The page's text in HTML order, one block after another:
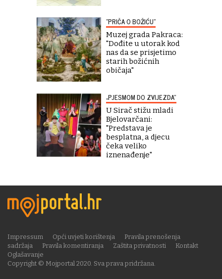
"PRIČA O BOŽIĆU"
Muzej grada Pakraca:
"Dođite u utorak kod
nas da se prisjetimo
starih božićnih
običaja"
„PJESMOM DO ZVIJEZDA“
U Sirač stižu mladi
Bjelovarčani:
"Predstava je
besplatna, a djecu
čeka veliko
iznenađenje"
Copyright © Mojportal 2020. Sva prava pridržana.
Impressum Opći uvjeti korištenja
Pravila prenošenja
sadržaja
Pravila komentiranja Zaštita privatnosti
Kontakt
Oglašavanje